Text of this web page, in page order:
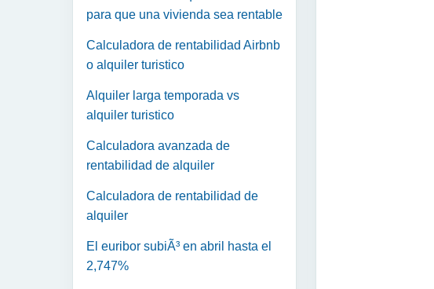
para que una vivienda sea rentable
Calculadora de rentabilidad Airbnb
o alquiler turistico
Alquiler larga temporada vs
alquiler turistico
Calculadora avanzada de
rentabilidad de alquiler
Calculadora de rentabilidad de
alquiler
El euribor subiÃ³ en abril hasta el
2,747%